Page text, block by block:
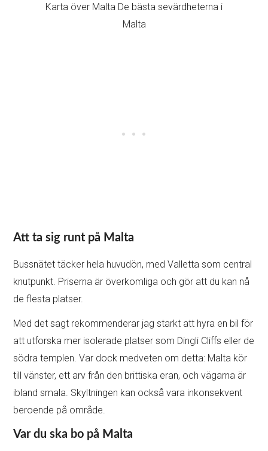
Karta över Malta De bästa sevärdheterna i
Malta
Att ta sig runt på Malta
Bussnätet täcker hela huvudön, med Valletta som central
knutpunkt. Priserna är överkomliga och gör att du kan nå
de flesta platser.
Med det sagt rekommenderar jag starkt att hyra en bil för
att utforska mer isolerade platser som Dingli Cliffs eller de
södra templen. Var dock medveten om detta: Malta kör
till vänster, ett arv från den brittiska eran, och vägarna är
ibland smala. Skyltningen kan också vara inkonsekvent
beroende på område.
Var du ska bo på Malta